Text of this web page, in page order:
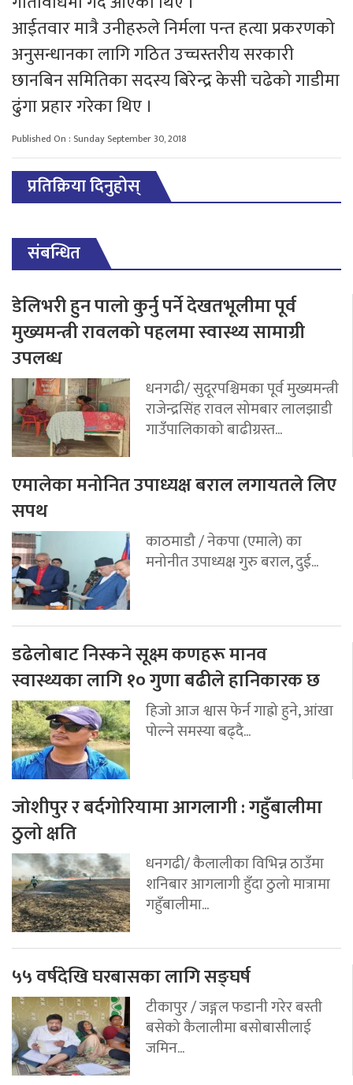
आईतवार मात्रै उनीहरुले निर्मला पन्त हत्या प्रकरणको
अनुसन्धानका लागि गठित उच्चस्तरीय सरकारी
छानबिन समितिका सदस्य बिरेन्द्र केसी चढेको गाडीमा
ढुंगा प्रहार गरेका थिए ।
Published On : Sunday September 30, 2018
प्रतिक्रिया दिनुहोस्
संबन्धित
डेलिभरी हुन पालो कुर्नु पर्ने देखतभूलीमा पूर्व
मुख्यमन्त्री रावलको पहलमा स्वास्थ्य सामाग्री
उपलब्ध
धनगढी/ सुदूरपश्चिमका पूर्व मुख्यमन्त्री
राजेन्द्रसिंह रावल सोमबार लालझाडी
गाउँपालिकाको बाढीग्रस्त...
एमालेका मनोनित उपाध्यक्ष बराल लगायतले लिए
सपथ
काठमाडौ / नेकपा (एमाले) का
मनोनीत उपाध्यक्ष गुरु बराल, दुई...
डढेलोबाट निस्कने सूक्ष्म कणहरू मानव
स्वास्थ्यका लागि १० गुणा बढीले हानिकारक छ
हिजो आज श्वास फेर्न गाह्रो हुने, आंखा
पोल्ने समस्या बढ्दै...
जोशीपुर र बर्दगोरियामा आगलागी : गहुँबालीमा
ठुलो क्षति
धनगढी/ कैलालीका विभिन्न ठाउँमा
शनिबार आगलागी हुँदा ठुलो मात्रामा
गहुँबालीमा...
५५ वर्षदेखि घरबासका लागि सङ्घर्ष
टीकापुर / जङ्गल फडानी गरेर बस्ती
बसेको कैलालीमा बसोबासीलाई
जमिन...